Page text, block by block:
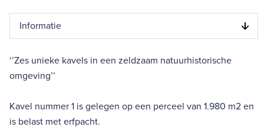
Informatie
‘’Zes unieke kavels in een zeldzaam natuurhistorische
omgeving’’
Kavel nummer 1 is gelegen op een perceel van 1.980 m2 en
is belast met erfpacht.